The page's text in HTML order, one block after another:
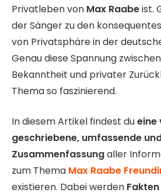
Privatleben von Max Raabeist.
der Sänger zu den
von Privatsphäre in der
Genau diese Spannung
Bekanntheit und privater
Thema so faszinierend.
In diesem Artikel findest dueine
geschriebene, umfassende
Zusammenfassungaller
zum Thema Max Raabe
existieren. Dabei werden